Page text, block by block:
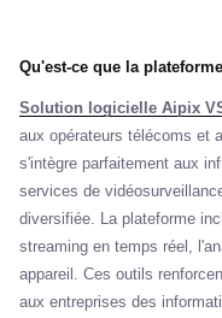
Qu'est-ce que la
Solution logicielle Aipix
aux opérateurs télécoms et
s'intègre parfaitement aux
services de
diversifiée. La plateforme
streaming en temps réel,
appareil. Ces outils
aux entreprises des